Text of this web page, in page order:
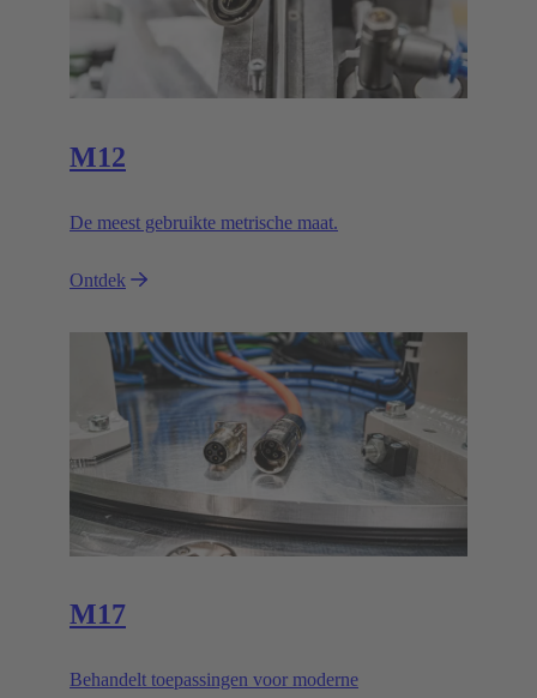
M12
De meest gebruikte metrische maat.
Ontdek
M17
Behandelt toepassingen voor moderne